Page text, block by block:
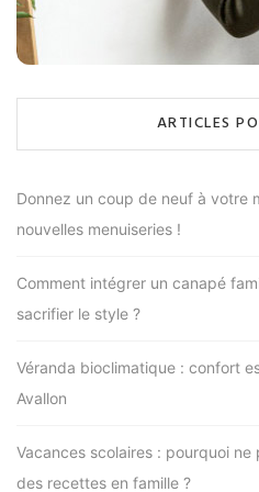
ARTICLES
Donnez un coup de neuf à votre
nouvelles menuiseries !
Comment intégrer un canapé
sacrifier le style ?
Véranda bioclimatique : confort
Avallon
Vacances scolaires : pourquoi
des recettes en famille ?